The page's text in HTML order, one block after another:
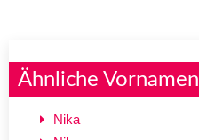
Ähnliche Vornamen
Nika